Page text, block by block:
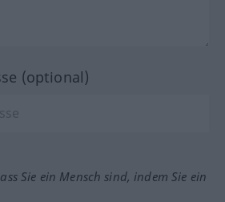
(optional)
Sie ein Mensch sind, indem Sie ein